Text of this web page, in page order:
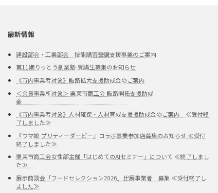
最新情報
建設部会・工業部会 技能講習受講支援事業のご案内
第11期りっとう創業塾-受講生募集のお知らせ
《市内事業者対象》販路拡大支援助成金のご案内
＜会員事業所対象＞ 栗東市商工会 販路開拓支援助成
金
《市内事業者対象》人材確保・人材育成支援援助成金のご案内 ≪受付終
了しました≫
『ウマ娘 プリティーダービー』コラボ事業参加店募集のお知らせ ≪受付
終了しました≫
栗東市商工会女性部主催「はじめてのAIセミナー」について ≪終了しまし
た≫
展示商談会「フードセレクション2026」出展事業者 募集 ≪受付終了し
ました≫